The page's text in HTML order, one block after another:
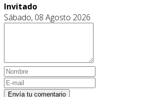
Invitado
Sábado, 08 Agosto 2026
Envía tu comentario